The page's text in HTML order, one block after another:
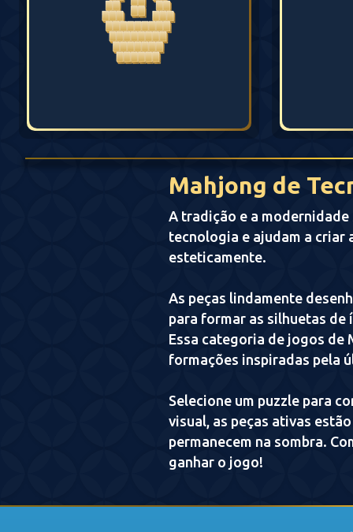
Mahjong de
A tradição e a
tecnologia e ajudam a criar
esteticamente.
As peças lindamente
para formar as silhuetas
Essa categoria de jogos de
formações inspiradas pela
Selecione um puzzle para
visual, as peças ativas
permanecem na sombra.
ganhar o jogo!